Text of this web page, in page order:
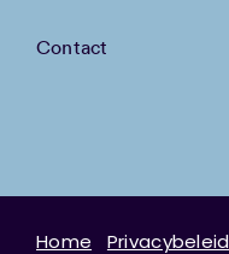
Contact
Home Privacybeleid